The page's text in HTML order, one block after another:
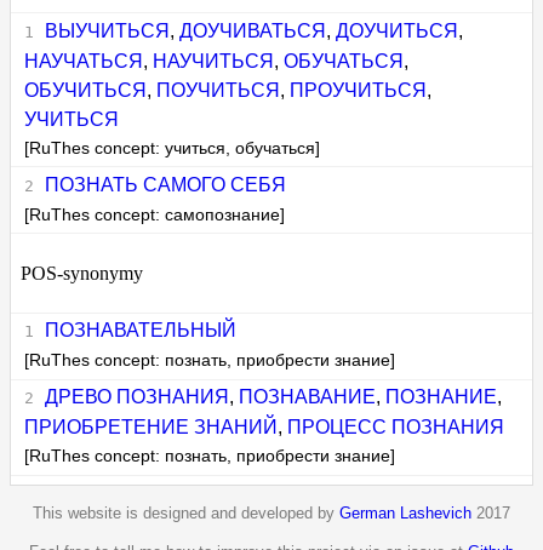
ВЫУЧИТЬСЯ , ДОУЧИВАТЬСЯ , ДОУЧИТЬСЯ ,
НАУЧАТЬСЯ , НАУЧИТЬСЯ ,ОБУЧАТЬСЯ ,
ОБУЧИТЬСЯ , ПОУЧИТЬСЯ , ПРОУЧИТЬСЯ ,
УЧИТЬСЯ
[RuThes concept: учиться, обучаться]
ПОЗНАТЬ САМОГО СЕБЯ
[RuThes concept: самопознание]
POS-synonymy
ПОЗНАВАТЕЛЬНЫЙ
[RuThes concept: познать, приобрести знание]
ДРЕВО ПОЗНАНИЯ , ПОЗНАВАНИЕ, ПОЗНАНИЕ,
ПРИОБРЕТЕНИЕ ЗНАНИЙ , ПРОЦЕСС ПОЗНАНИЯ
[RuThes concept: познать, приобрести знание]
This website is designed and developed by German Lashevich 2017